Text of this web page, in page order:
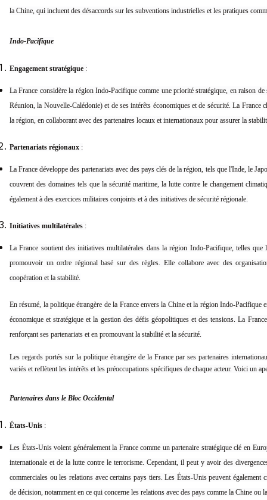
la Chine, qui incluent des désaccords sur les subventions industrielles et les pratiques
Indo-Pacifique
Engagement stratégique :
La France considère la région Indo-Pacifique comme une priorité stratégique, en raison
Réunion, la Nouvelle-Calédonie) et de ses intérêts économiques et de sécurité. La France
la région, en collaborant avec des partenaires locaux et internationaux pour assurer la
Partenariats régionaux :
La France développe des partenariats avec des pays clés de la région, tels que l'Inde, le
couvrent des domaines tels que la sécurité maritime, la lutte contre le changement
également à des exercices militaires conjoints et à des initiatives de sécurité régionale.
Initiatives multilatérales :
La France soutient des initiatives multilatérales dans la région Indo-Pacifique, telles
promouvoir un ordre régional basé sur des règles. Elle collabore avec des
coopération et la stabilité.
En résumé, la politique étrangère de la France envers la Chine et la région Indo-
économique et stratégique et la gestion des défis géopolitiques et des tensions. La
renforçant ses partenariats et en promouvant la stabilité et la sécurité.
Les regards portés sur la politique étrangère de la France par ses partenaires
variés et reflètent les intérêts et les préoccupations spécifiques de chaque acteur. Voici un
Partenaires dans le Bloc Occidental
États-Unis :
Les États-Unis voient généralement la France comme un partenaire stratégique clé en
internationale et de la lutte contre le terrorisme. Cependant, il peut y avoir des
commerciales ou les relations avec certains pays tiers. Les États-Unis peuvent
de décision, notamment en ce qui concerne les relations avec des pays comme la Chine ou